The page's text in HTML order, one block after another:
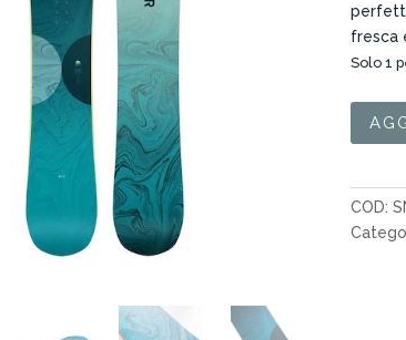
fresca
Solo 1
143
2026
COD: